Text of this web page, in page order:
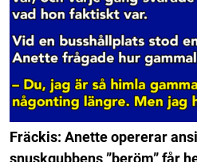
Fräckis: Anette opererar
snuskgubbens ”beröm” får